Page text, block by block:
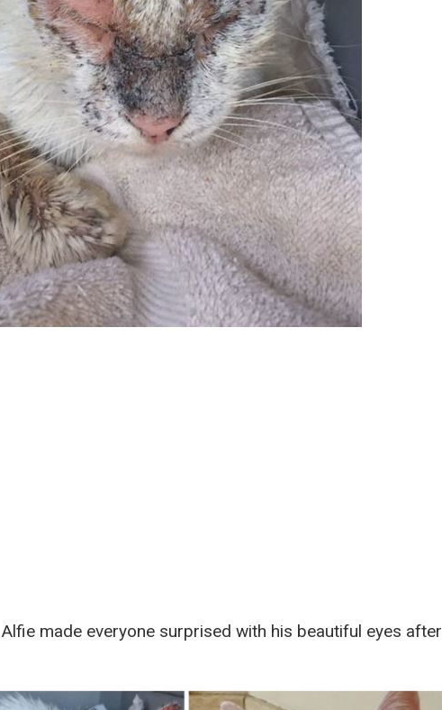
made everyone surprised with his beautiful eyes after